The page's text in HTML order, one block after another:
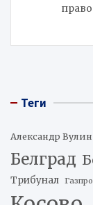
Теги
Александр Вулин
Белград
Трибунал